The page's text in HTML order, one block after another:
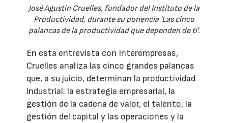
José Agustín Cruelles, fundador del Instituto de la
Productividad, durante su ponencia 'Las cinco
palancas de la productividad que dependen de ti'.
En esta entrevista con Interempresas,
Cruelles analiza las cinco grandes palancas
que, a su juicio, determinan la productividad
industrial: la estrategia empresarial, la
gestión de la cadena de valor, el talento, la
gestión del capital y las operaciones y la